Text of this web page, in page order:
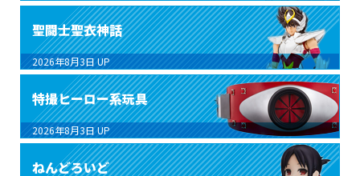
聖闘士聖衣神話
2026年8月3日 UP
特撮ヒーロー系玩具
2026年8月3日 UP
ねんどろいど